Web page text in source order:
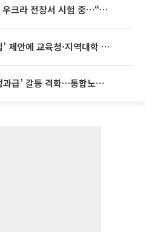
장서 시험 중…“스타트업 여러 곳 참여”
육청·지역대학 서·논술형 입시 연계 '착수'
SK하이닉스 ‘자사주 성과급’ 갈등 격화…통합노조 출범 움직임